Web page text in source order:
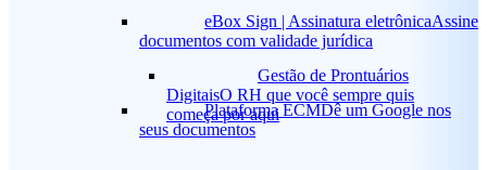
Gestão de Prontuários
DigitaisO RH que você sempre quis
começa por aqui
eBox Sign | Assinatura eletrônicaAssine
documentos com validade jurídica
Plataforma ECMDê um Google nos
seus documentos